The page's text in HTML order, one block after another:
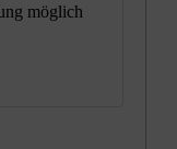
möglich